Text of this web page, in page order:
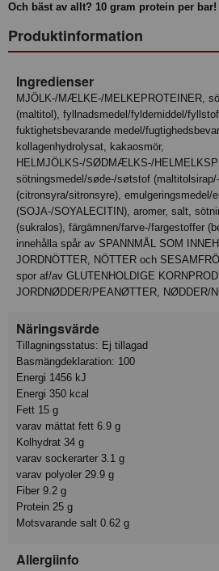
Och bäst av allt? 10 gram protein per bar!
Produktinformation
Ingredienser
MJÖLK-/MÆLKE-/MELKEPROTEINER, sötningsmedel/søde-/søtstof
(maltitol), fyllnadsmedel/fyldemiddel/
fuktighetsbevarande medel/
kollagenhydrolysat, kakaosmör,
HELMJÖLKS-/SØDMÆLKS-/
sötningsmedel/søde-/søtstof
(citronsyra/sitronsyre), emulgeringsmedel/
(SOJA-/SOYALECITIN), aromer, salt,
(sukralos), färgämnen/farve-/fargestoffer
innehålla spår av SPANNMÅL SOM
JORDNÖTTER, NÖTTER och
spor af/av GLUTENHOLDIGE
JORDNØDDER/PEANØTTER, NØDDER/
Näringsvärde
Tillagningsstatus: Ej tillagad
Basmängdeklaration: 100
Energi 1456 kJ
Energi 350 kcal
Fett 15 g
varav mättat fett 6.9 g
Kolhydrat 34 g
varav sockerarter 3.1 g
varav polyoler 29.9 g
Fiber 9.2 g
Protein 25 g
Motsvarande salt 0.62 g
Allergiinfo